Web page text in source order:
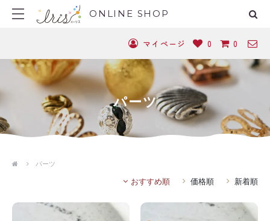
ONLINE SHOP
マイページ 0 0
パーツ
パーツ
おすすめ順 価格順 新着順